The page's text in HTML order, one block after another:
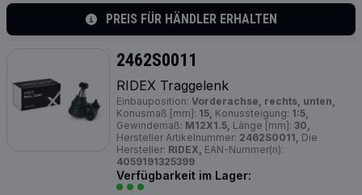
PREIS FÜR HÄNDLER ERHALTEN
2462S0011
RIDEX Traggelenk
Einbauposition: Vorderachse, rechts, unten,
Konusmaß [mm]: 15, Konussteigung: 1:5,
Gewindemaß: M12X1.5, Länge [mm]: 30,
Hersteller Artikelnummer: 2462S0011, Die
Hersteller: RIDEX, EAN-Nummer(n):
4059191325399
Verfügbarkeit im Lager: